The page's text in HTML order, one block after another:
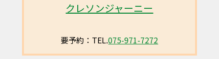
クレソンジャーニー
要予約：TEL.075-971-7272